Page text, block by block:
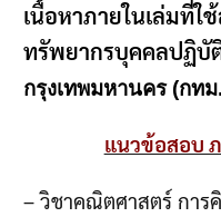
เนื้อหาภายในเล่มที่
ทรัพยากรบุคคลปฏิบั
กรุงเทพมหานคร (กท
แนวข้อสอบ
– วิชาคณิตศาสตร์ การ